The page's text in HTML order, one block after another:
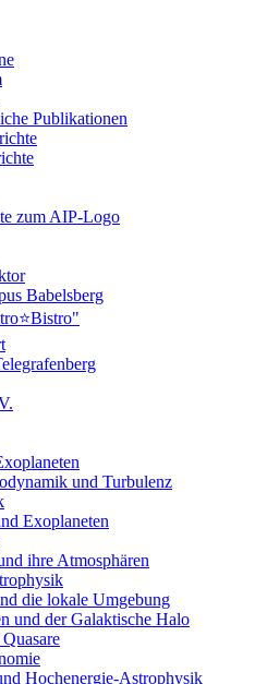
Publikationen
zum AIP-Logo
Babelsberg
und Turbulenz
Exoplaneten
ihre Atmosphären
die lokale Umgebung
und der Galaktische Halo
Hochenergie-Astrophysik